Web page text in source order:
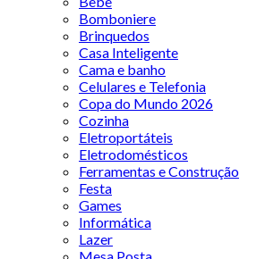
Bomboniere
Brinquedos
Casa Inteligente
Cama e banho
Celulares e Telefonia
Copa do Mundo 2026
Cozinha
Eletroportáteis
Eletrodomésticos
Ferramentas e Construção
Festa
Games
Informática
Lazer